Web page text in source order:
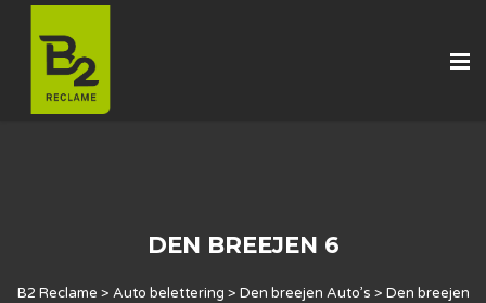
DEN BREEJEN 6
B2 Reclame > Auto belettering > Den breejen Auto’s > Den breejen